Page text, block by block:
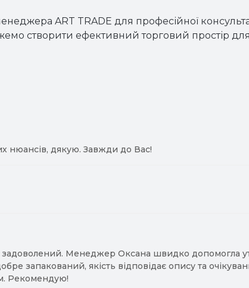
ART TRADE для професійної
створити ефективний торговий простір
нюансів, дякую. Завжди до Вас!
Менеджер Оксана швидко допомогла
запакований, якість відповідає опису та
Рекомендую!